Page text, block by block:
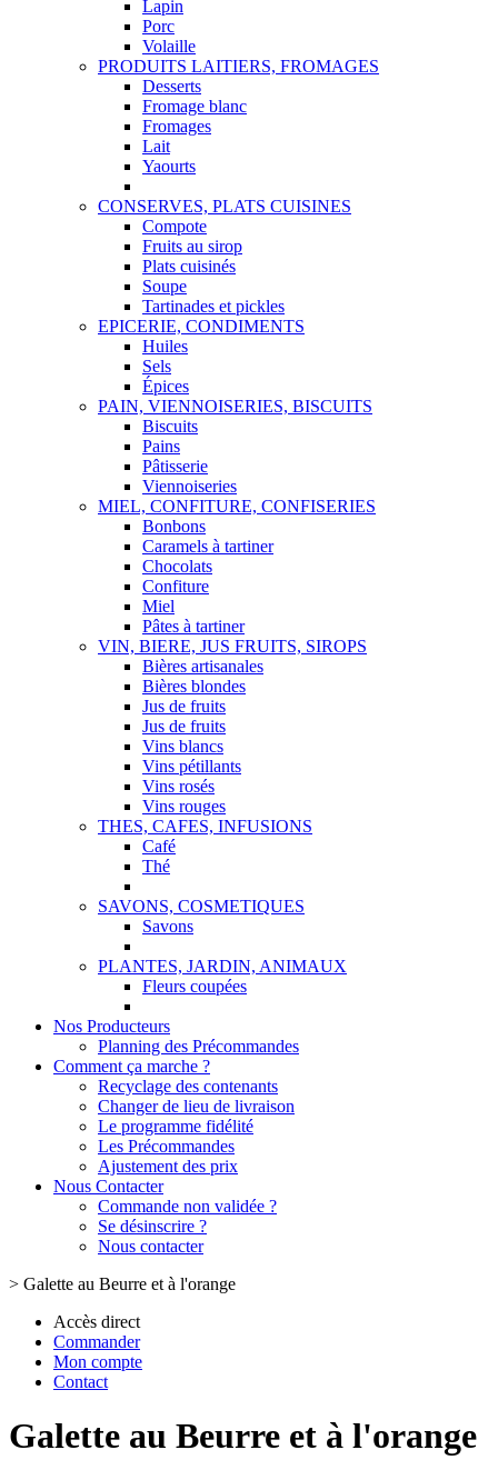
Lapin
Porc
Volaille
PRODUITS LAITIERS, FROMAGES
Desserts
Fromage blanc
Fromages
Lait
Yaourts
CONSERVES, PLATS CUISINES
Compote
Fruits au sirop
Plats cuisinés
Soupe
Tartinades et pickles
EPICERIE, CONDIMENTS
Huiles
Sels
Épices
PAIN, VIENNOISERIES, BISCUITS
Biscuits
Pains
Pâtisserie
Viennoiseries
MIEL, CONFITURE, CONFISERIES
Bonbons
Caramels à tartiner
Chocolats
Confiture
Miel
Pâtes à tartiner
VIN, BIERE, JUS FRUITS, SIROPS
Bières artisanales
Bières blondes
Jus de fruits
Jus de fruits
Vins blancs
Vins pétillants
Vins rosés
Vins rouges
THES, CAFES, INFUSIONS
Café
Thé
SAVONS, COSMETIQUES
Savons
PLANTES, JARDIN, ANIMAUX
Fleurs coupées
Nos Producteurs
Planning des Précommandes
Comment ça marche ?
Recyclage des contenants
Changer de lieu de livraison
Le programme fidélité
Les Précommandes
Ajustement des prix
Nous Contacter
Commande non validée ?
Se désinscrire ?
Nous contacter
> Galette au Beurre et à l'orange
Accès direct
Commander
Mon compte
Contact
Galette au Beurre et à l'orange